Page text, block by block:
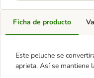
Ficha de producto
Este peluche se
aprieta. Así se mantiene